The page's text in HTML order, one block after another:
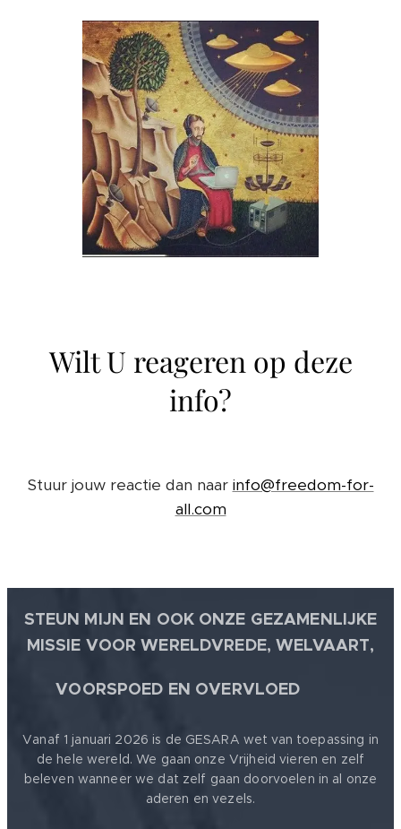
Wilt U reageren op deze
info?
Stuur jouw reactie dan naar info@freedom-for-
all.com
STEUN MIJN EN OOK ONZE GEZAMENLIJKE
MISSIE VOOR WERELDVREDE, WELVAART,
VOORSPOED EN OVERVLOED
Vanaf 1 januari 2026 is de GESARA wet van toepassing in
de hele wereld. We gaan onze Vrijheid vieren en zelf
beleven wanneer we dat zelf gaan doorvoelen in al onze
aderen en vezels.